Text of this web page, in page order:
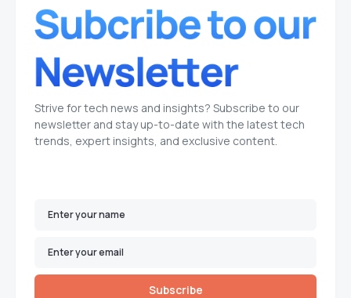
Strive for tech news and insights? Subscribe to our
newsletter and stay up-to-date with the latest tech
trends, expert insights, and exclusive content.
Subscribe